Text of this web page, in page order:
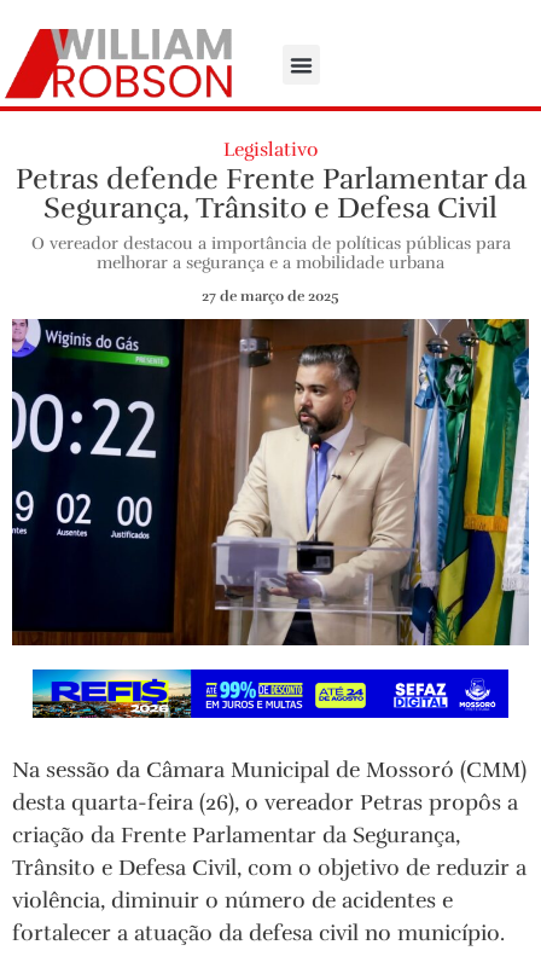
Legislativo
Petras defende Frente Parlamentar da
Segurança, Trânsito e Defesa Civil
O vereador destacou a importância de políticas públicas para
melhorar a segurança e a mobilidade urbana
27 de março de 2025
Na sessão da Câmara Municipal de Mossoró (CMM)
desta quarta-feira (26), o vereador Petras propôs a
criação da Frente Parlamentar da Segurança,
Trânsito e Defesa Civil, com o objetivo de reduzir a
violência, diminuir o número de acidentes e
fortalecer a atuação da defesa civil no município.